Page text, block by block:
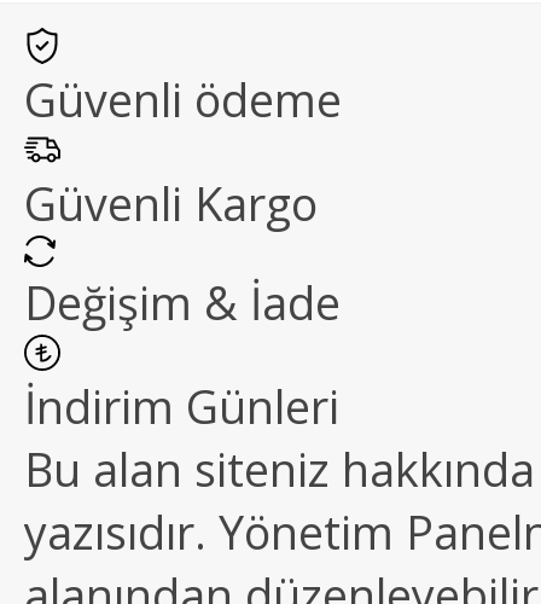
Güvenli ödeme
Güvenli Kargo
Değişim & İade
İndirim Günleri
Bu alan siteniz
yazısıdır. Yönetim